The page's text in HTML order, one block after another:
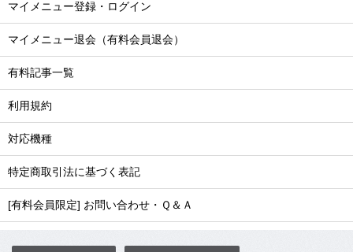
マイメニュー登録・ログイン
マイメニュー退会（有料会員退会）
有料記事一覧
利用規約
対応機種
特定商取引法に基づく表記
[有料会員限定] お問い合わせ・Ｑ＆Ａ